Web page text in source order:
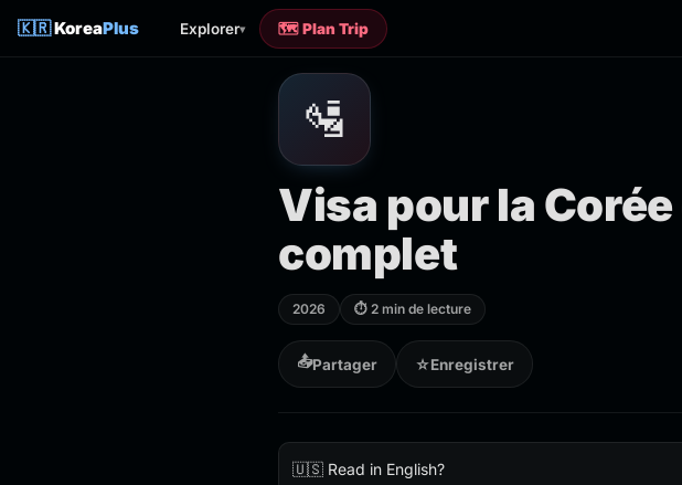
🇰🇷KoreaPlus Explorer▾ 🗺️ Plan Trip
🛂
Visa pour la
complet
2026 ⏱ 2 min de lecture
📤Partager ☆Enregistrer
🇺🇸 Read in English?